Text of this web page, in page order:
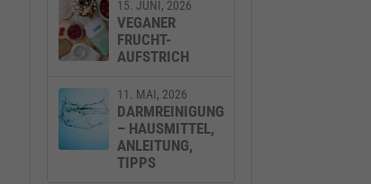
15. JUNI, 2026
VEGANER
FRUCHT-
AUFSTRICH
11. MAI, 2026
DARMREINIGUNG
– HAUSMITTEL,
ANLEITUNG,
TIPPS